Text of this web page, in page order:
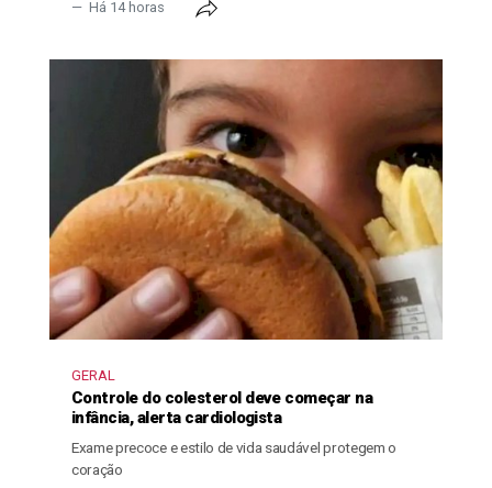
Há 14 horas
GERAL
Controle do colesterol deve começar na
infância, alerta cardiologista
Exame precoce e estilo de vida saudável protegem o
coração